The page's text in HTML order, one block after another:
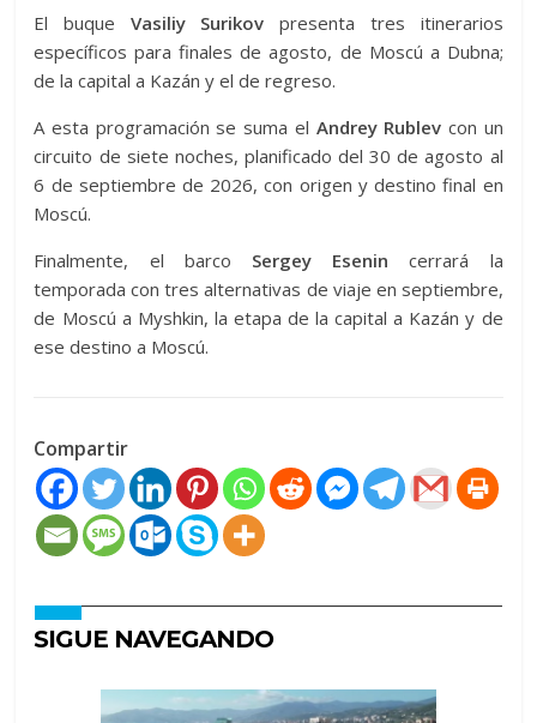
El buque Vasiliy Surikov presenta tres itinerarios
específicos para finales de agosto, de Moscú a Dubna;
de la capital a Kazán y el de regreso.
A esta programación se suma el Andrey Rublev con un
circuito de siete noches, planificado del 30 de agosto al
6 de septiembre de 2026, con origen y destino final en
Moscú.
Finalmente, el barco Sergey Esenin cerrará la
temporada con tres alternativas de viaje en septiembre,
de Moscú a Myshkin, la etapa de la capital a Kazán y de
ese destino a Moscú.
Compartir
SIGUE NAVEGANDO